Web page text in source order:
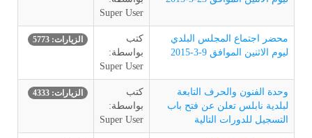
Super User
محضر اجتماع المجلس البلدي
ليوم الاثنين الموافق 9-3-2015
كتب
بواسطة:
Super User
الزيارات: 5773
وحدة الفنون والحرف التابعة
لبلدية نابلس تعلن عن فتح باب
التسجيل للدورات التالية
كتب
بواسطة:
Super User
الزيارات: 4333